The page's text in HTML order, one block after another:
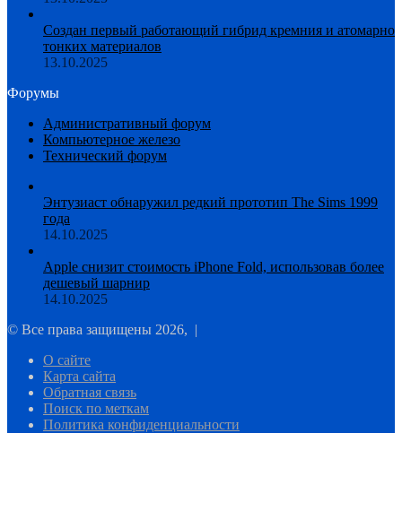
Создан первый работающий гибрид кремния и атомарно
тонких материалов
13.10.2025
Форумы
Административный форум
Компьютерное железо
Технический форум
Энтузиаст обнаружил редкий прототип The Sims 1999
года
14.10.2025
Apple снизит стоимость iPhone Fold, использовав более
дешевый шарнир
14.10.2025
© Все права защищены 2026, |
О сайте
Карта сайта
Обратная связь
Поиск по меткам
Политика конфиденциальности